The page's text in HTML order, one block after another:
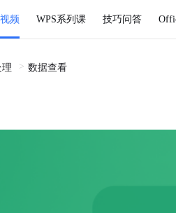
频 WPS系列课 技巧问答
数据查看